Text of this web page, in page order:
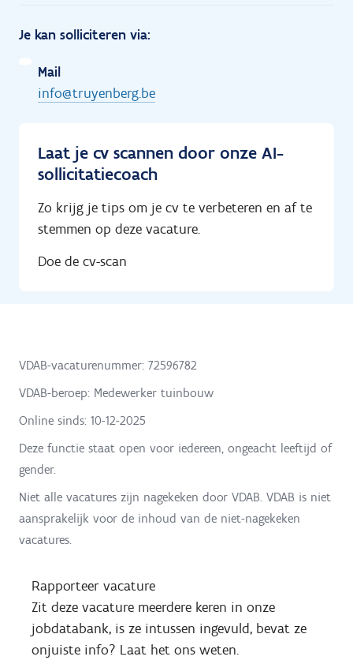
Je kan solliciteren via:
Mail
info@truyenberg.be
Laat je cv scannen door onze AI-
sollicitatiecoach
Zo krijg je tips om je cv te verbeteren en af te
stemmen op deze vacature.
Doe de cv-scan
VDAB-vacaturenummer: 72596782
VDAB-beroep: Medewerker tuinbouw
Online sinds: 10-12-2025
Deze functie staat open voor iedereen, ongeacht leeftijd of
gender.
Niet alle vacatures zijn nagekeken door VDAB. VDAB is niet
aansprakelijk voor de inhoud van de niet-nagekeken
vacatures.
Rapporteer vacature
Zit deze vacature meerdere keren in onze
jobdatabank, is ze intussen ingevuld, bevat ze
onjuiste info? Laat het ons weten.